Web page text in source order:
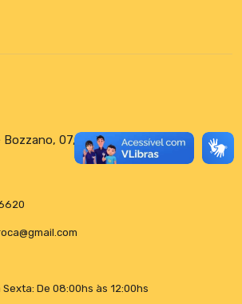
07, Centro
De 08:00hs às 12:00hs